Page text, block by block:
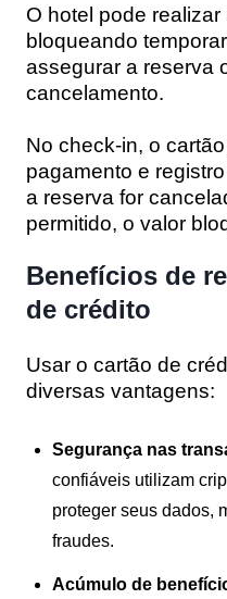
O hotel pode
bloqueando
assegurar a reserva
cancelamento.
No check-in, o
pagamento e
a reserva for
permitido, o valor
Benefícios de
de crédito
Usar o cartão de
diversas vantagens:
Segurança nas
confiáveis utilizam
proteger seus dados,
fraudes.
Acúmulo de